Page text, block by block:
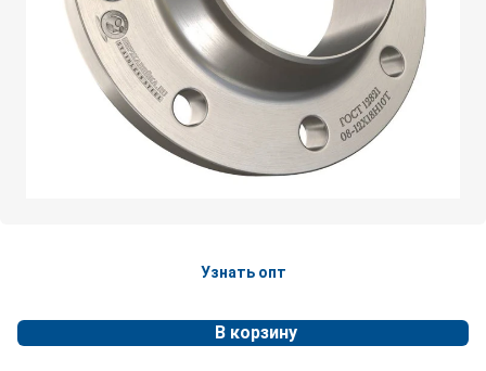
Узнать опт
В корзину